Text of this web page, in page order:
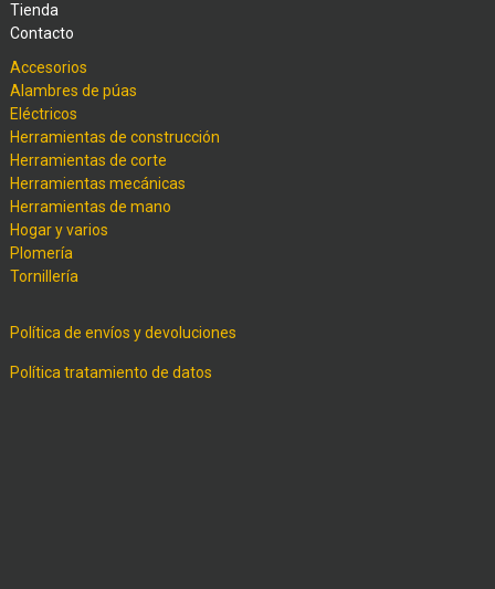
Tienda
Contacto
Accesorios
Alambres de púas
Eléctricos
Herramientas de construcción
Herramientas de corte
Herramientas mecánicas
Herramientas de mano
Hogar y varios
Plomería
Tornillería
Política de envíos y devoluciones
Política tratamiento de datos